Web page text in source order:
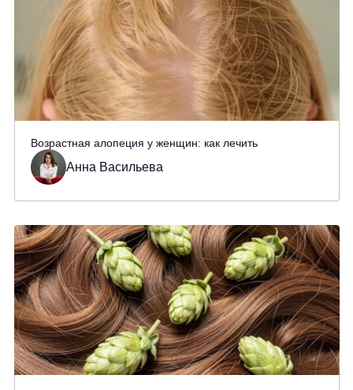
Возрастная алопеция у женщин: как лечить
Анна Васильева